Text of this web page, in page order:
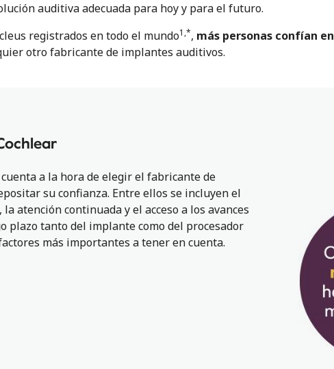
auditiva adecuada para hoy y para el futuro.
registrados en todo el mundo1,*, más personas confían en
otro fabricante de implantes auditivos.
a la hora de elegir el fabricante de
su confianza. Entre ellos se incluyen el
atención continuada y el acceso a los avances
plazo tanto del implante como del procesador
más importantes a tener en cuenta.